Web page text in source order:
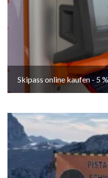
Skipass online kaufen - 5